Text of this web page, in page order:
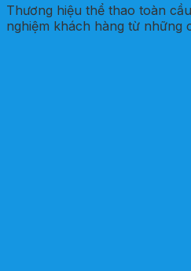
Thương hiệu thể thao toàn
nghiệm khách hàng từ những